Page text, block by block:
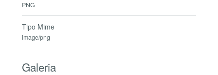
PNG
Tipo Mime
image/png
Galeria